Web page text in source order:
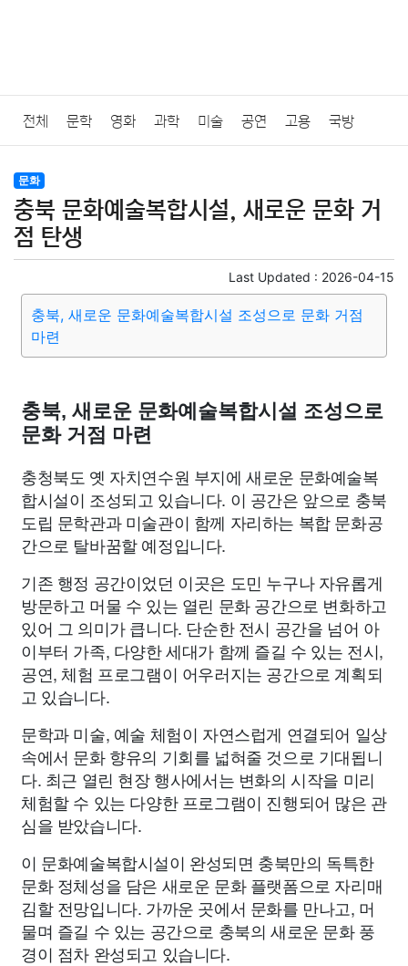
전체 문학 영화 과학 미술 공연 고용 국방
법률
질병 가요 방송 일상 주식 암호화폐 블록체인
미용 증권 인테리어
요리 상품리뷰 원예 금융 게임 스포츠 사진
종교 사회 정치 건강 의료 의학 경제 마케팅
부동산 외국어 교육 교통 생활 기타
문화
충북 문화예술복합시설, 새로운 문화 거
점 탄생
Last Updated : 2026-04-15
충북, 새로운 문화예술복합시설 조성으로 문화 거점
마련
충북, 새로운 문화예술복합시설 조성으로
문화 거점 마련
충청북도 옛 자치연수원 부지에 새로운 문화예술복
합시설이 조성되고 있습니다. 이 공간은 앞으로 충북
도립 문학관과 미술관이 함께 자리하는 복합 문화공
간으로 탈바꿈할 예정입니다.
기존 행정 공간이었던 이곳은 도민 누구나 자유롭게
방문하고 머물 수 있는 열린 문화 공간으로 변화하고
있어 그 의미가 큽니다. 단순한 전시 공간을 넘어 아
이부터 가족, 다양한 세대가 함께 즐길 수 있는 전시,
공연, 체험 프로그램이 어우러지는 공간으로 계획되
고 있습니다.
문학과 미술, 예술 체험이 자연스럽게 연결되어 일상
속에서 문화 향유의 기회를 넓혀줄 것으로 기대됩니
다. 최근 열린 현장 행사에서는 변화의 시작을 미리
체험할 수 있는 다양한 프로그램이 진행되어 많은 관
심을 받았습니다.
이 문화예술복합시설이 완성되면 충북만의 독특한
문화 정체성을 담은 새로운 문화 플랫폼으로 자리매
김할 전망입니다. 가까운 곳에서 문화를 만나고, 머
물며 즐길 수 있는 공간으로 충북의 새로운 문화 풍
경이 점차 완성되고 있습니다.